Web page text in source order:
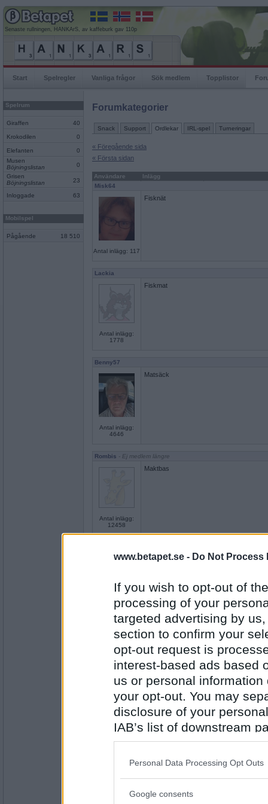
www.betapet.se - Do Not Process
If you wish to opt-out of
processing of your
targeted advertising by
section to confirm your
opt-out request is
interest-based ads based
us or personal
your opt-out. You may
disclosure of your
IAB’s list of downstream
also be disclosed by us
Downstream Participants
Please note that this
Personal Data Processing Opt Outs
Google consents
Senaste rullningen, HANKArS, av kaffeburk gav 110p
Start Spelregler Vanliga frågor Sök medlem Topplistor
Spelrum
Giraffen 40
Krokodilen 0
Elefanten
0
Musen
Böjningslistan
0
Grisen
Böjningslistan
23
Inloggade 63
Mobilspel
Pågående 18 510
Forumkategorier
Snack Support Ordlekar IRL-spel Turneringar
« Föregående sida
« Första sidan
Användare
Inlägg
Misk64
Antal inlägg: 117
Fisknät
Lackia
Antal inlägg:
1778
Fiskmat
Benny57
Antal inlägg:
4646
Matsäck
Rombis - Ej medlem längre
Antal inlägg:
12458
Maktbas
7110
Kastanj
Antal inlägg:
12458
Glastak
Minimojan
Antal inlägg:
Kastrat